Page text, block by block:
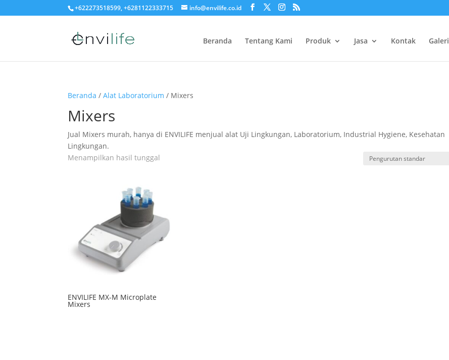
+622273518599, +6281122333715 info@envilife.co.id
Beranda Tentang Kami Produk Jasa Kontak Galeri
Beranda /Alat Laboratorium / Mixers
Mixers
Jual Mixers murah, hanya di ENVILIFE menjual alat Uji Lingkungan, Laboratorium, Industrial Hygiene, Kesehatan
Lingkungan.
Menampilkan hasil tunggal
ENVILIFE MX-M Microplate
Mixers